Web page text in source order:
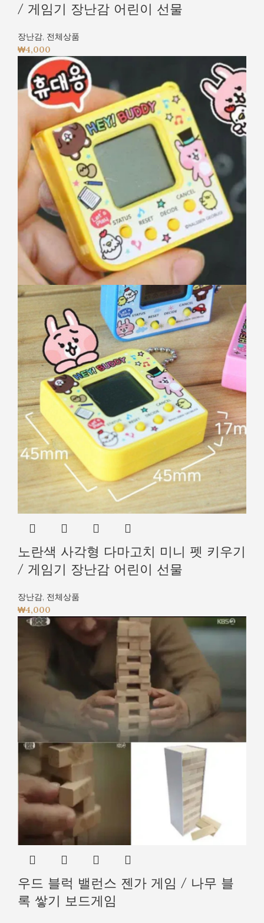
/ 게임기 장난감 어린이 선물
장난감, 전체상품
₩4,000
노란색 사각형 다마고치 미니 펫 키우기
/ 게임기 장난감 어린이 선물
장난감, 전체상품
₩4,000
우드 블럭 밸런스 젠가 게임 / 나무 블
록 쌓기 보드게임